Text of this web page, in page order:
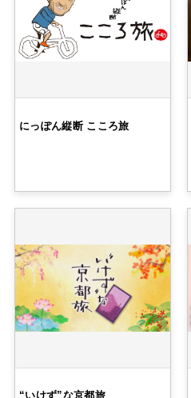
にっぽん縦断 こころ旅
“いけず”な京都旅